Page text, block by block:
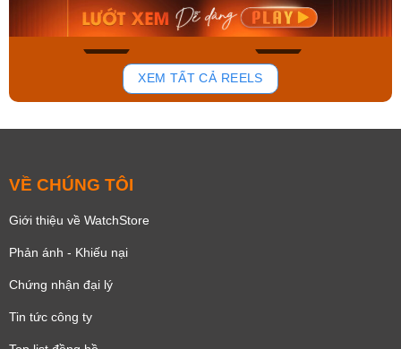
179
Mua ngay Mua ngay
XEM TẤT CẢ REELS
VỀ CHÚNG TÔI
Giới thiệu về WatchStore
Phản ánh - Khiếu nại
Chứng nhận đại lý
Tin tức công ty